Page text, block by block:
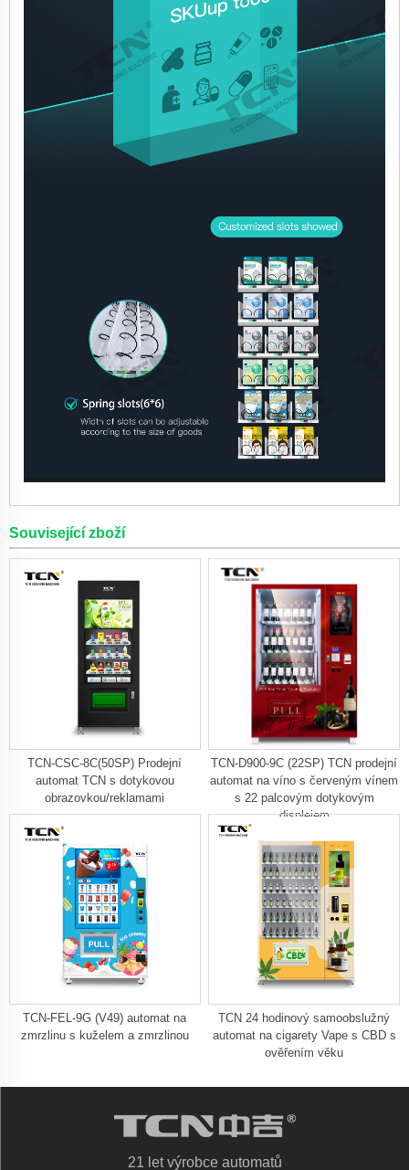
Související zboží
TCN-CSC-8C(50SP) Prodejní
automat TCN s dotykovou
obrazovkou/reklamami
TCN-D900-9C (22SP) TCN prodejní
automat na víno s červeným vínem
s 22 palcovým dotykovým
displejem
TCN-FEL-9G (V49) automat na
zmrzlinu s kuželem a zmrzlinou
TCN 24 hodinový samoobslužný
automat na cigarety Vape s CBD s
ověřením věku
21 let výrobce automatů